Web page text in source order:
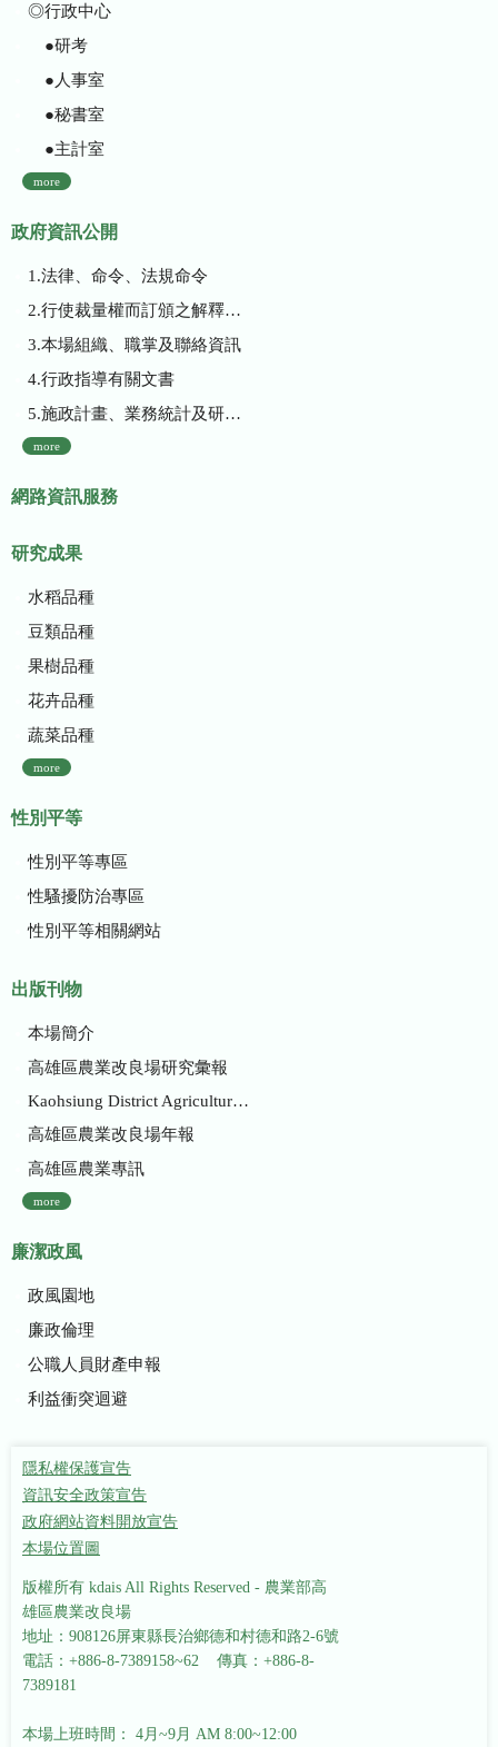
◎行政中心
●研考
●人事室
●秘書室
●主計室
more
政府資訊公開
1.法律、命令、法規命令
2.行使裁量權而訂頒之解釋性規定及裁量基準
3.本場組織、職掌及聯絡資訊
4.行政指導有關文書
5.施政計畫、業務統計及研究報告
more
網路資訊服務
研究成果
水稻品種
豆類品種
果樹品種
花卉品種
蔬菜品種
more
性別平等
性別平等專區
性騷擾防治專區
性別平等相關網站
出版刊物
本場簡介
高雄區農業改良場研究彙報
Kaohsiung District Agricultural Research and Extension Station
高雄區農業改良場年報
高雄區農業專訊
more
廉潔政風
政風園地
廉政倫理
公職人員財產申報
利益衝突迴避
隱私權保護宣告
資訊安全政策宣告
政府網站資料開放宣告
本場位置圖
版權所有 kdais All Rights Reserved - 農業部高
雄區農業改良場
地址：908126屏東縣長治鄉德和村德和路2-6號
電話：+886-8-7389158~62 傳真：+886-8-
7389181
本場上班時間： 4月~9月 AM 8:00~12:00